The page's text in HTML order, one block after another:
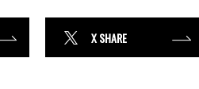
X SHARE